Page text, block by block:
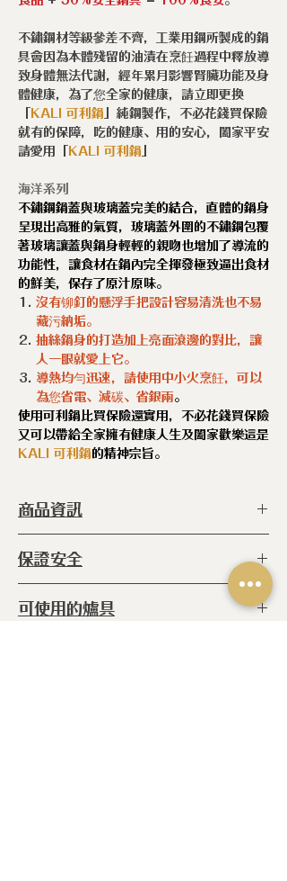
不鏽鋼材等級參差不齊，工業用鋼所製成的鍋
具會因為本體殘留的油漬在烹飪過程中釋放導
致身體無法代謝，經年累月影響腎臟功能及身
體健康，為了您全家的健康，請立即更換
KALI 可利鍋 」純鋼製作，不必花錢買保險
就有的保障，吃的健康、用的安心，闔家平安
請愛用「
KALI 可利鍋
海洋系列
不鏽鋼鍋蓋與玻璃蓋完美的結合，直體的鍋身
呈現出高雅的氣質，玻璃蓋外圍的不鏽鋼包覆
著玻璃讓蓋與鍋身輕輕的親吻也增加了導流的
功能性，讓食材在鍋內完全揮發極致逼出食材
的鮮美，保存了原汁原味。
沒有铆釘的懸浮手把設計容易清洗也不易
藏污納垢。
抽絲鍋身的打造加上亮面滾邊的對比，讓
人一眼就愛上它。
導熱均勻迅速，請使用中小火烹飪，可以
為您省電、減碳、省銀兩。
使用可利鍋比買保險還實用，不必花錢買保險
又可以帶給全家擁有健康人生及闔家歡樂這是
KALI 可利鍋 的精神宗旨。
商品資訊
種 類 ：
系 列 ：彩虹
等 級 ：316食品級不鏽鋼
保證安全
◆ ISO 14001
可使用的爐具